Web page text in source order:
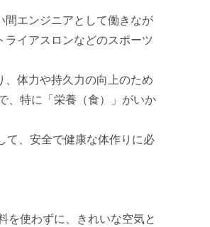
間エンジニアとして働きなが
ライアスロンなどのスポーツ
、体力や持久力の向上のため
、特に「栄養（食）」がいか
て、安全で健康な体作りに必
を使わずに、きれいな空気と